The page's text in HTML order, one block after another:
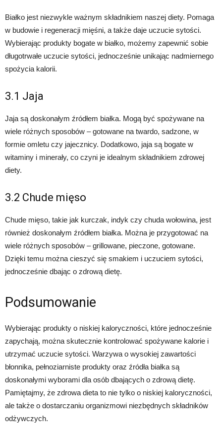
Białko jest niezwykle ważnym składnikiem naszej diety. Pomaga
w budowie i regeneracji mięśni, a także daje uczucie sytości.
Wybierając produkty bogate w białko, możemy zapewnić sobie
długotrwałe uczucie sytości, jednocześnie unikając nadmiernego
spożycia kalorii.
3.1 Jaja
Jaja są doskonałym źródłem białka. Mogą być spożywane na
wiele różnych sposobów – gotowane na twardo, sadzone, w
formie omletu czy jajecznicy. Dodatkowo, jaja są bogate w
witaminy i minerały, co czyni je idealnym składnikiem zdrowej
diety.
3.2 Chude mięso
Chude mięso, takie jak kurczak, indyk czy chuda wołowina, jest
również doskonałym źródłem białka. Można je przygotować na
wiele różnych sposobów – grillowane, pieczone, gotowane.
Dzięki temu można cieszyć się smakiem i uczuciem sytości,
jednocześnie dbając o zdrową dietę.
Podsumowanie
Wybierając produkty o niskiej kaloryczności, które jednocześnie
zapychają, można skutecznie kontrolować spożywane kalorie i
utrzymać uczucie sytości. Warzywa o wysokiej zawartości
błonnika, pełnoziarniste produkty oraz źródła białka są
doskonałymi wyborami dla osób dbających o zdrową dietę.
Pamiętajmy, że zdrowa dieta to nie tylko o niskiej kaloryczności,
ale także o dostarczaniu organizmowi niezbędnych składników
odżywczych.